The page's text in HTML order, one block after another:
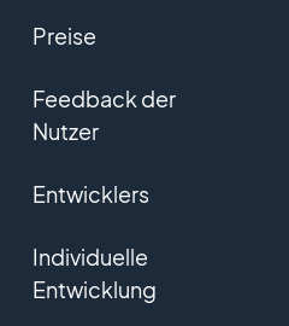
Preise
Feedback der
Nutzer
Entwicklers
Individuelle
Entwicklung